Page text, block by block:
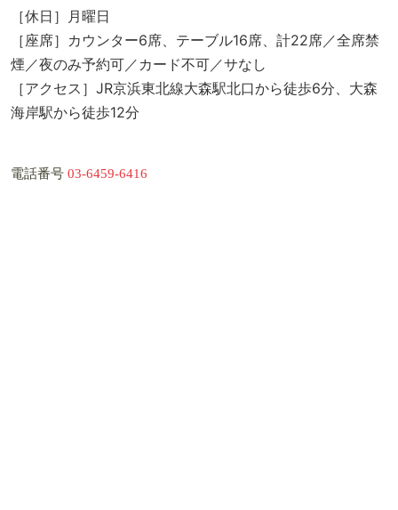
［休日］月曜日
［座席］カウンター6席、テーブル16席、計22席／全席禁
煙／夜のみ予約可／カード不可／サなし
［アクセス］JR京浜東北線大森駅北口から徒歩6分、大森
海岸駅から徒歩12分
電話番号 03-6459-6416